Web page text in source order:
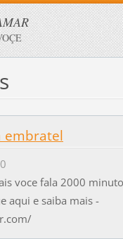
embratel
voce fala 2000
aqui e saiba mais -